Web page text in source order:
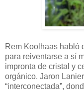
Rem Koolhaas habló
para reiventarse a sí
impronta de cristal y
orgánico. Jaron
“interconectada”,